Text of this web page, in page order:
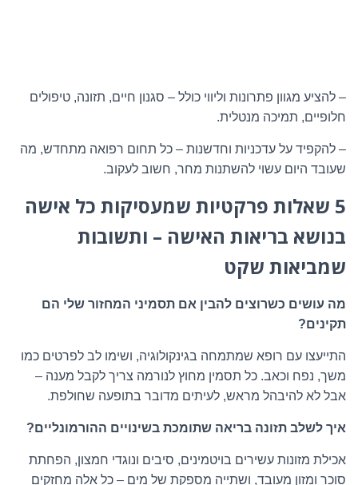
– להציע מגוון פתרונות וליווי כולל – סגנון חיים, תזונה, טיפולים
חלופיים, תמיכה מנטלית.
– להקפיד על עדכניות וחדשנות – כל תחום רפואה מתחדש, מה
שעובד היום עשוי להשתנות מחר, חשוב לעקוב.
5 שאלות פרקטיות שמעסיקות כל אישה
בנושא בריאות האישה – ותשובות
שמביאות שקט
מה עושים כשרוצים להבין אם תסמיני המחזור שלי הם
תקינים?
התייעצו עם רופא שמתמחה בגינקולוגיה, ושימו לב לפרטים כמו
משך, נפח וכאב. כל תסמין מחוץ לנורמה צריך לקבל מענה –
אבל לא להיבהל מראש, לעיתים מדובר בתופעה שחולפת.
איך לשלב תזונה בריאה שתומכת בשינויים ההורמונליים?
אכילת מזונות עשירים בויטמינים, סיבים ונוגדי חמצון, הפחתת
סוכר ומזון מעובד, ושתייה מספקת של מים – כל אלה מחזקים